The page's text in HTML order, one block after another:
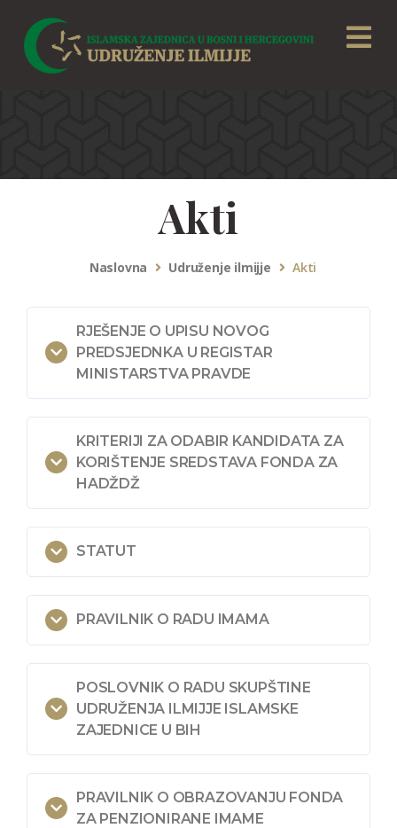
Akti
Naslovna Udruženje ilmijje Akti
RJEŠENJE O UPISU NOVOG
PREDSJEDNKA U REGISTAR
MINISTARSTVA PRAVDE
KRITERIJI ZA ODABIR KANDIDATA ZA
KORIŠTENJE SREDSTAVA FONDA ZA
HADŽDŽ
STATUT
PRAVILNIK O RADU IMAMA
POSLOVNIK O RADU SKUPŠTINE
UDRUŽENJA ILMIJJE ISLAMSKE
ZAJEDNICE U BIH
PRAVILNIK O OBRAZOVANJU FONDA
ZA PENZIONIRANE IMAME